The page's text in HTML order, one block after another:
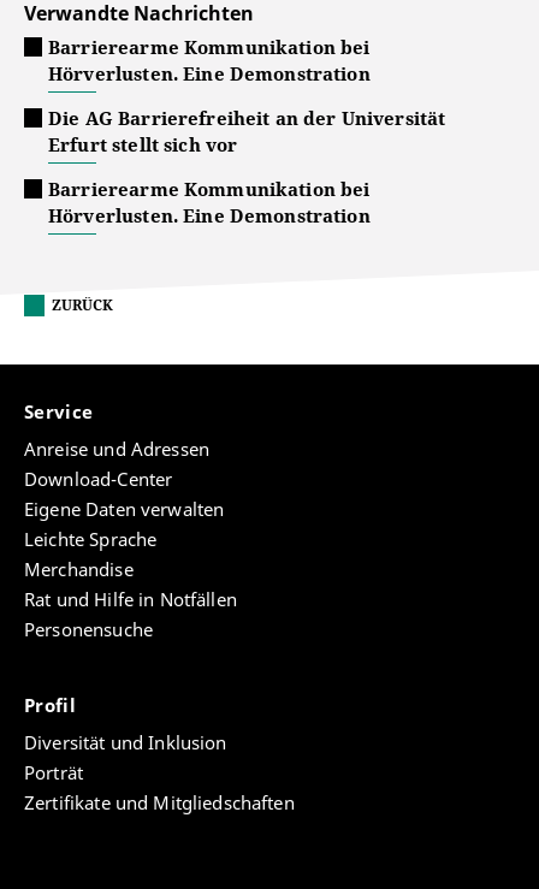
Verwandte Nachrichten
Barrierearme Kommunikation bei
Hörverlusten. Eine Demonstration
Die AG Barrierefreiheit an der Universität
Erfurt stellt sich vor
Barrierearme Kommunikation bei
Hörverlusten. Eine Demonstration
ZURÜCK
Service
Anreise und Adressen
Download-Center
Eigene Daten verwalten
Leichte Sprache
Merchandise
Rat und Hilfe in Notfällen
Personensuche
Profil
Diversität und Inklusion
Porträt
Zertifikate und Mitgliedschaften